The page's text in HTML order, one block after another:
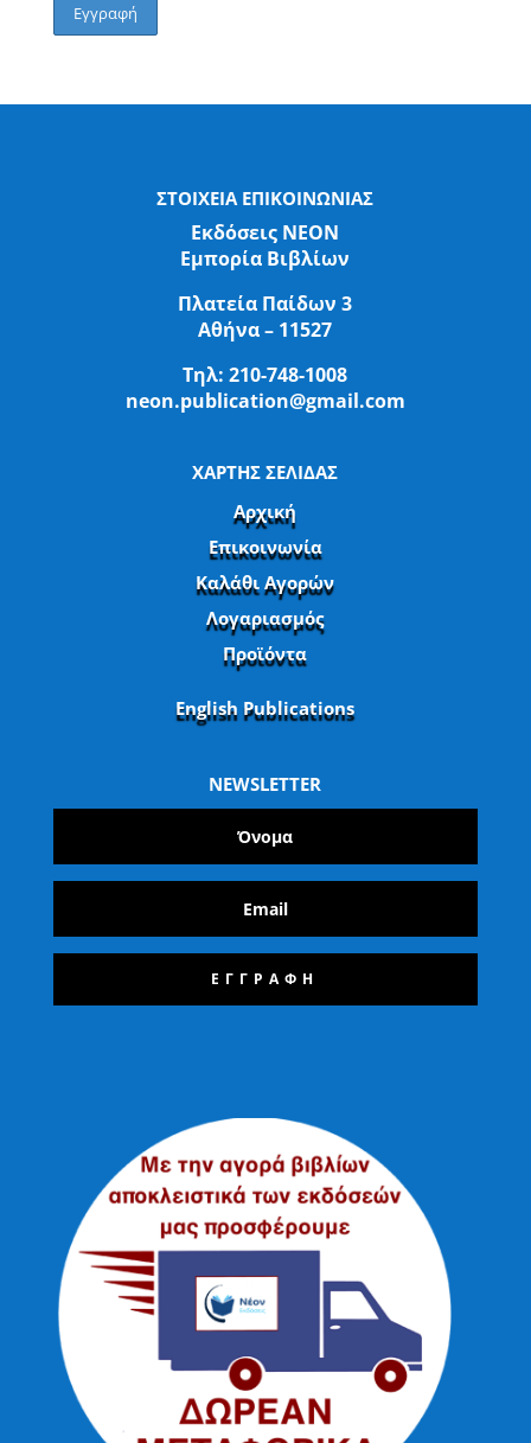
ΣΤΟΙΧΕΙΑ ΕΠΙΚΟΙΝΩΝΙΑΣ
Εκδόσεις ΝΕΟΝ
Εμπορία Βιβλίων
Πλατεία Παίδων 3
Αθήνα – 11527
Τηλ:210-748-1008
neon.publication@gmail.com
ΧΑΡΤΗΣ ΣΕΛΙΔΑΣ
Αρχική
Επικοινωνία
Καλάθι Αγορών
Λογαριασμός
Προϊόντα
English Publications
NEWSLETTER
ΕΓΓΡΑΦΗ